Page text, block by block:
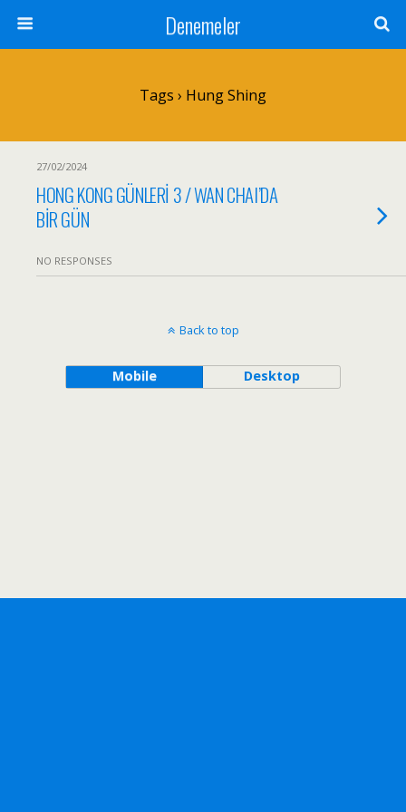
Denemeler
Tags › Hung Shing
27/02/2024
HONG KONG GÜNLERİ 3 / WAN CHAI’DA
BİR GÜN
NO RESPONSES
Back to top
Mobile Desktop